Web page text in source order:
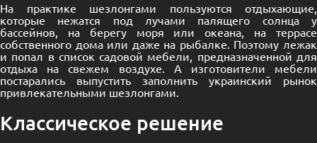
На практике шезлонгами пользуются отдыхающие,
которые нежатся под лучами палящего солнца у
бассейнов, на берегу моря или океана, на террасе
собственного дома или даже на рыбалке. Поэтому лежак
и попал в список садовой мебели, предназначенной для
отдыха на свежем воздухе. А изготовители мебели
постарались выпустить заполнить украинский рынок
привлекательными шезлонгами.
Классическое решение